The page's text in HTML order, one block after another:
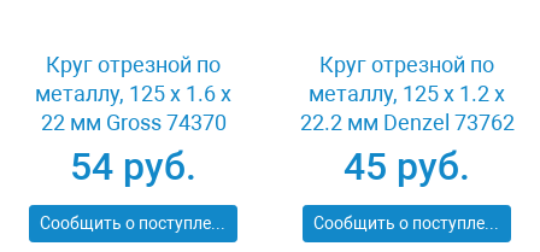
Круг отрезной по
металлу, 125 х 1.6 х
22 мм Gross 74370
54 руб.
Сообщить о поступлении
Круг отрезной по
металлу, 125 х 1.2 х
22.2 мм Denzel 73762
45 руб.
Сообщить о поступлении